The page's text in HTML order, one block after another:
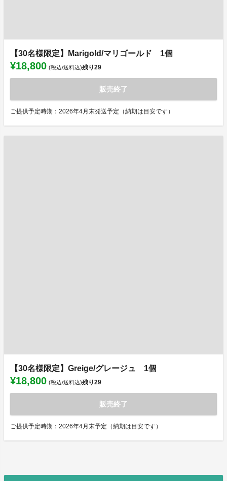
【30名様限定】Marigold/マリゴールド 1個
¥18,800 (税込/送料込)残り29
販売終了
ご提供予定時期：2026年4月末発送予定（納期は目安です）
【30名様限定】Greige/グレージュ 1個
¥18,800 (税込/送料込)残り29
販売終了
ご提供予定時期：2026年4月末予定（納期は目安です）